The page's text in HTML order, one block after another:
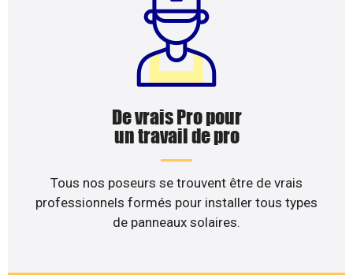
De vrais Pro pour
un travail de pro
Tous nos poseurs se trouvent être de vrais
professionnels formés pour installer tous types
de panneaux solaires.